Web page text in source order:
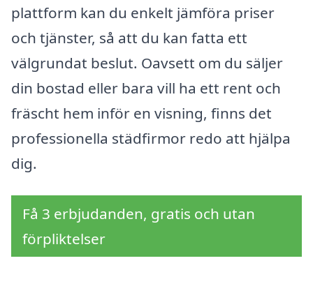
plattform kan du enkelt jämföra priser
och tjänster, så att du kan fatta ett
välgrundat beslut. Oavsett om du säljer
din bostad eller bara vill ha ett rent och
fräscht hem inför en visning, finns det
professionella städfirmor redo att hjälpa
dig.
Få 3 erbjudanden, gratis och utan
förpliktelser